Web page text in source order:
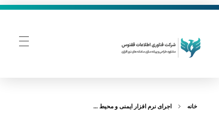
خانه اجرای نرم‌ افزار ایمنی و محیط ...